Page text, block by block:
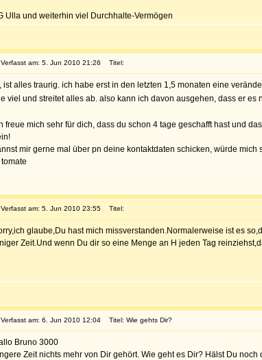
Ulla und weiterhin viel Durchhalte-Vermögen
Verfasst am: 5. Jun 2010 21:26 Titel:
ist alles traurig. ich habe erst in den letzten 1,5 monaten eine
viel und streitet alles ab. also kann ich davon ausgehen, dass er es
freue mich sehr für dich, dass du schon 4 tage geschafft hast und
mir gerne mal über pn deine kontaktdaten schicken, würde
tomate
Verfasst am: 5. Jun 2010 23:55 Titel:
glaube,Du hast mich missverstanden.Normalerweise ist es
Zeit.Und wenn Du dir so eine Menge an H jeden Tag
Verfasst am: 6. Jun 2010 12:04 Titel: Wie gehts Dir?
Bruno 3000
Zeit nichts mehr von Dir gehört. Wie geht es Dir? Hälst Du